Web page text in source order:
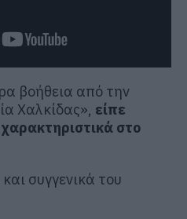
βοήθεια από την
Χαλκίδας», είπε
στο
συγγενικά του